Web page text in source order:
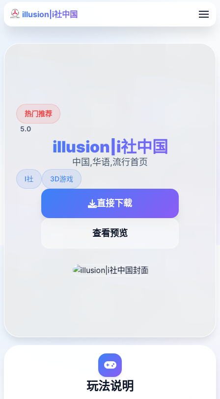
illusion|i社中国
热门推荐
5.0
illusion|i社中国
中国,华语,流行首页
I社 3D游戏
直接下载
查看预览
玩法说明